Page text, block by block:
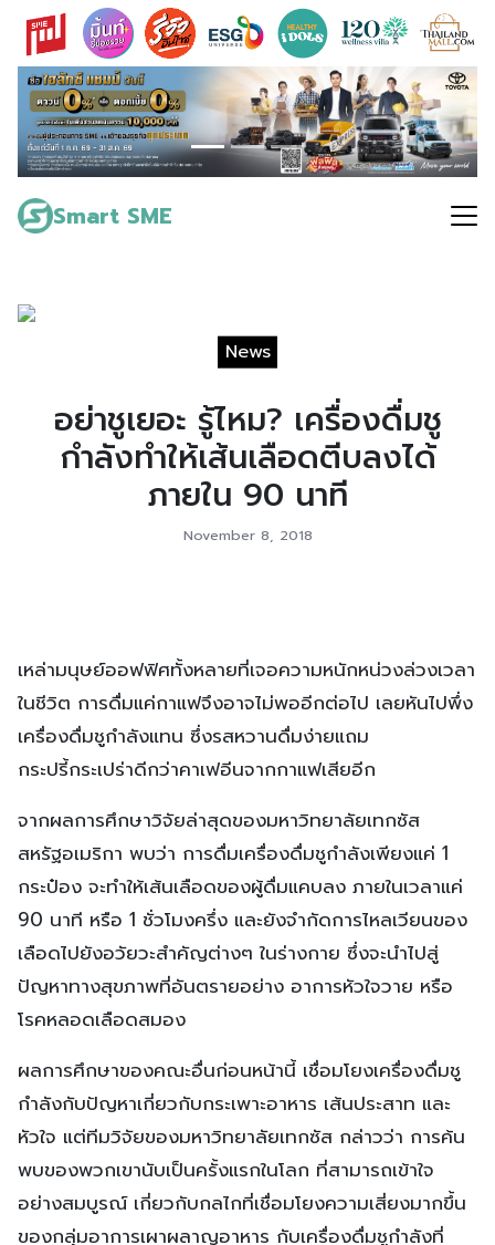
Skip
content
Smart SME
Search
for:
News
อย่าชูเยอะ รู้ไหม? เครื่องดื่มชู
กำลังทำให้เส้นเลือดตีบลงได้
ภายใน 90 นาที
November 8, 2018
เหล่ามนุษย์ออฟฟิศทั้งหลายที่เจอความหนักหน่วงล่วงเวลา
ในชีวิต การดื่มแค่กาแฟจึงอาจไม่พออีกต่อไป เลยหันไปพึ่ง
เครื่องดื่มชูกำลังแทน ซึ่งรสหวานดื่มง่ายแถม
กระปรี้กระเปร่าดีกว่าคาเฟอีนจากกาแฟเสียอีก
จากผลการศึกษาวิจัยล่าสุดของมหาวิทยาลัยเทกซัส
สหรัฐอเมริกา พบว่า การดื่มเครื่องดื่มชูกำลังเพียงแค่ 1
กระป๋อง จะทำให้เส้นเลือดของผู้ดื่มแคบลง ภายในเวลาแค่
90 นาที หรือ 1 ชั่วโมงครึ่ง และยังจำกัดการไหลเวียนของ
เลือดไปยังอวัยวะสำคัญต่างๆ ในร่างกาย ซึ่งจะนำไปสู่
ปัญหาทางสุขภาพที่อันตรายอย่าง อาการหัวใจวาย หรือ
โรคหลอดเลือดสมอง
ผลการศึกษาของคณะอื่นก่อนหน้านี้ เชื่อมโยงเครื่องดื่มชู
กำลังกับปัญหาเกี่ยวกับกระเพาะอาหาร เส้นประสาท และ
หัวใจ แต่ทีมวิจัยของมหาวิทยาลัยเทกซัส กล่าวว่า การค้น
พบของพวกเขานับเป็นครั้งแรกในโลก ที่สามารถเข้าใจ
อย่างสมบูรณ์ เกี่ยวกับกลไกที่เชื่อมโยงความเสี่ยงมากขึ้น
ของกลุ่มอาการเผาผลาญอาหาร กับเครื่องดื่มชูกำลังที่